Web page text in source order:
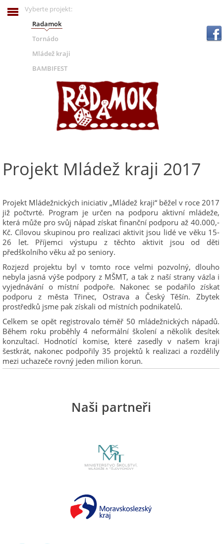
Vyberte projekt:
Radamok
Tornádo
Mládež kraji
BAMBIFEST
.
Projekt Mládež kraji 2017
Projekt Mládežnických iniciativ „Mládež kraji“ běžel v roce 2017
již počtvrté. Program je určen na podporu aktivní mládeže,
která může pro svůj nápad získat finanční podporu až 40.000,-
Kč. Cílovou skupinou pro realizaci aktivit jsou lidé ve věku 15-
26 let. Příjemci výstupu z těchto aktivit jsou od děti
předškolního věku až po seniory.
Rozjezd projektu byl v tomto roce velmi pozvolný, dlouho
nebyla jasná výše podpory z MŠMT, a tak z naší strany vázla i
vyjednávání o místní podpoře. Nakonec se podařilo získat
podporu z města Třinec, Ostrava a Český Těšín. Zbytek
prostředků jsme pak získali od místních podnikatelů.
Celkem se opět registrovalo téměř 50 mládežnických nápadů.
Během roku proběhly 4 neformální školení a několik desítek
konzultací. Hodnotící komise, které zasedly v našem kraji
šestkrát, nakonec podpořily 35 projektů k realizaci a rozdělily
mezi uchazeče rovný jeden milion korun.
Naši partneři